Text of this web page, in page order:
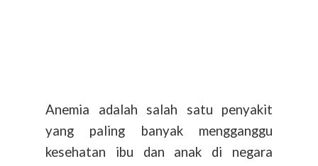
Anemia adalah salah satu penyakit
yang paling banyak mengganggu
kesehatan ibu dan anak di negara